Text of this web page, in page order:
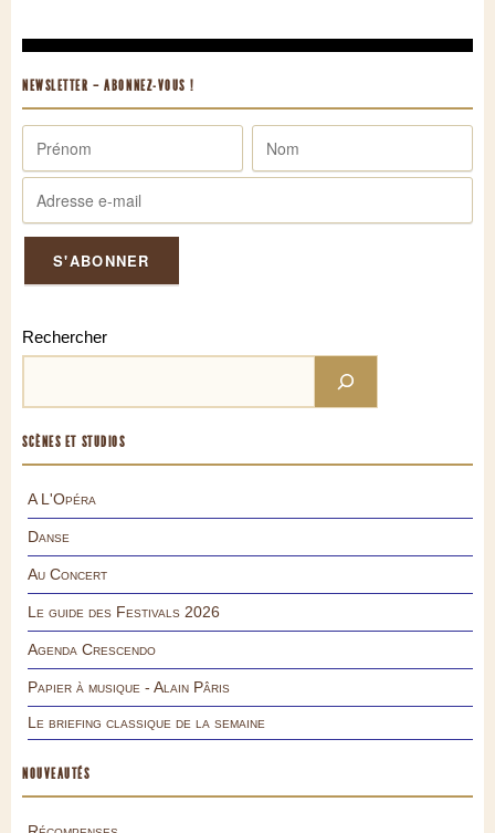
NEWSLETTER – ABONNEZ-VOUS !
Rechercher
SCÈNES ET STUDIOS
A L'Opéra
Danse
Au Concert
Le guide des Festivals 2026
Agenda Crescendo
Papier à musique - Alain Pâris
Le briefing classique de la semaine
NOUVEAUTÉS